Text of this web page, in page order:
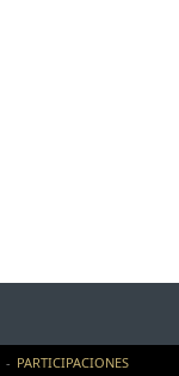
PARTICIPACIONES